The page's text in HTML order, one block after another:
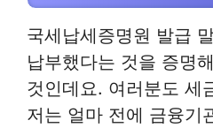
국세납세증명원 발급
납부했다는 것을 증명
것인데요. 여러분도 세
저는 얼마 전에 금융기